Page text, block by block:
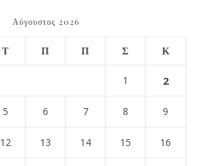
Αύγουστος 2026
Τ Π Π Σ Κ
1 2
5 6 7 8 9
12 13 14 15 16